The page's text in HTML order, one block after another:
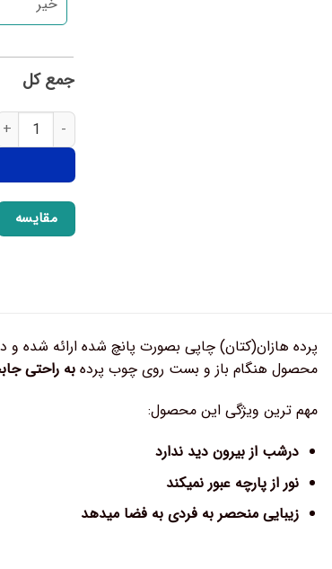
جمع کل
مقایسه
پرده هازان(کتان) چاپی بصورت پانچ شده ارائه شده و
محصول هنگام باز و بست روی چوب پرده به راحتی
مهم ترین ویژگی این محصول:
درشب از بیرون دید ندارد
نور از پارچه عبور نمیکند
زیبایی منحصر به فردی به فضا میدهد